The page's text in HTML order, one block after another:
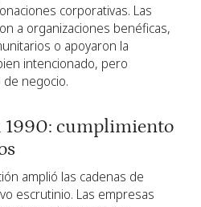
corporativas. Las
a organizaciones benéficas,
o apoyaron la
intencionado, pero
negocio.
1990: cumplimiento
amplió las cadenas de
escrutinio. Las empresas